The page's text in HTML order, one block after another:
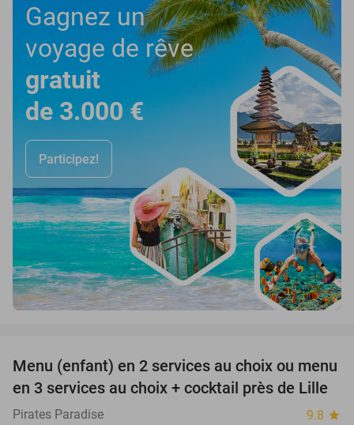
Gagnez un
voyage de rêve
gratuit
de 3.000 €
Participez!
34%
Menu (enfant) en 2 services au choix ou menu
en 3 services au choix + cocktail près de Lille
Pirates Paradise 9.8 star